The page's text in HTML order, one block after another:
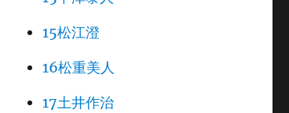
15松江澄
16松重美人
17土井作治